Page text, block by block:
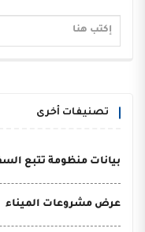
تصنيفات أخرى
بيانات منظومة تتبع
عرض مشروعات الميناء